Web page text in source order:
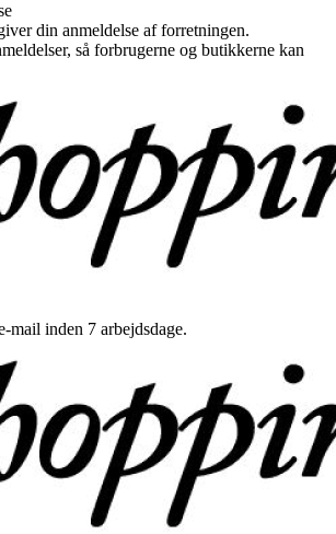
din anmeldelse af forretningen.
så forbrugerne og butikkerne kan
mail inden 7 arbejdsdage.